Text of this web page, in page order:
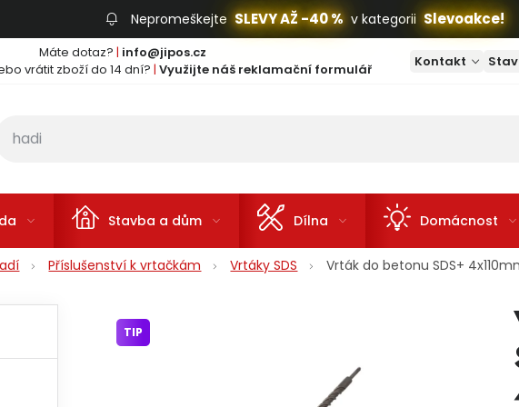
Nepromeškejte SLEVY AŽ -40 % v kategorii Slevoakce!
Máte dotaz? | info@jipos.cz
vrátit zboží do 14 dní? | Využijte náš reklamační formulář Kontakt
Stavba a dům Dílna Domácnost
Příslušenství k vrtačkám Vrtáky SDS Vrták do betonu SDS+
TIP